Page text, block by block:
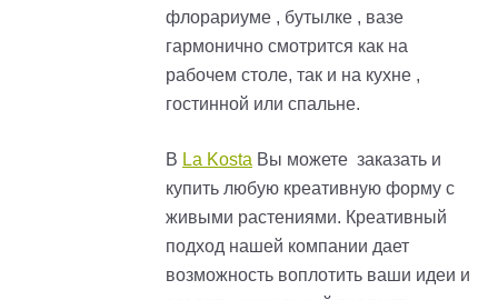
флорариуме , бутылке , вазе
гармонично смотрится как на
рабочем столе, так и на кухне ,
гостинной или спальне.
В La Kosta Вы можете заказать и
купить любую креативную форму с
живыми растениями. Креативный
подход нашей компании дает
возможность воплотить ваши идеи и